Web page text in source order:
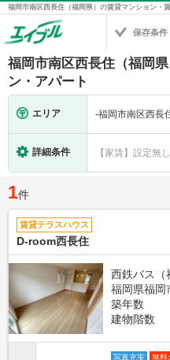
保存条件
福岡市南区西長住（福岡
ン・アパート
エリア -福岡市南区西長
詳細条件 【家賃】設定無し
1件
賃貸テラスハウス
D-room西長住
西鉄バス（
福岡県福岡
築年数
建物階数
写真充実
無料